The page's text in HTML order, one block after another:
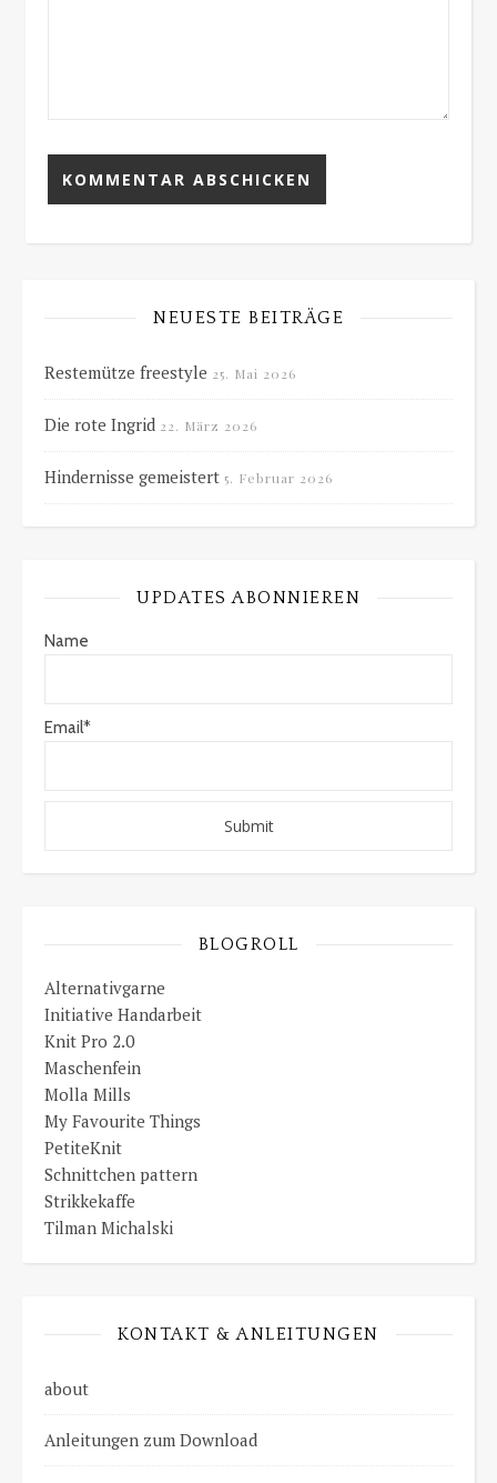
NEUESTE BEITRÄGE
Restemütze freestyle 25. Mai 2026
Die rote Ingrid 22. März 2026
Hindernisse gemeistert 5. Februar 2026
UPDATES ABONNIEREN
Name
Email*
BLOGROLL
Alternativgarne
Initiative Handarbeit
Knit Pro 2.0
Maschenfein
Molla Mills
My Favourite Things
PetiteKnit
Schnittchen pattern
Strikkekaffe
Tilman Michalski
KONTAKT & ANLEITUNGEN
about
Anleitungen zum Download